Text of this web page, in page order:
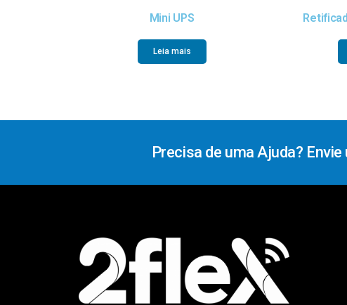
Mini UPS
Leia mais
Precisa de uma Ajuda?